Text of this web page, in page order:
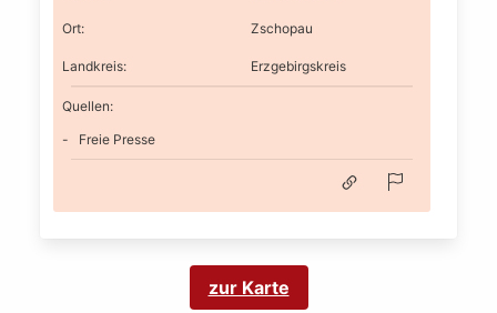
Ort: Zschopau
Landkreis: Erzgebirgskreis
Quellen:
Freie Presse
zur Karte